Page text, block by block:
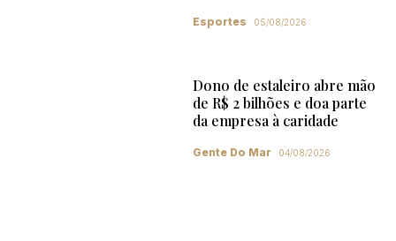
Esportes 05/08/2026
Dono de estaleiro abre mão
de R$ 2 bilhões e doa parte
da empresa à caridade
Gente Do Mar 04/08/2026